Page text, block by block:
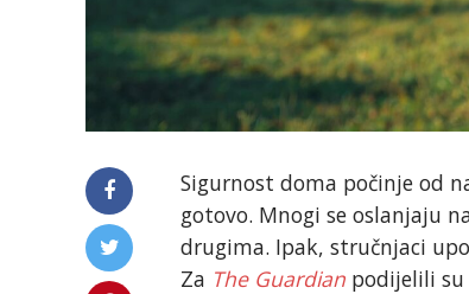
Sigurnost doma počinje od
gotovo. Mnogi se oslanjaju
drugima. Ipak, stručnjaci
Za The Guardian podijelili